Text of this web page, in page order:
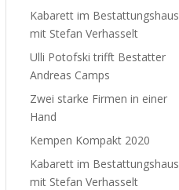
Kabarett im Bestattungshaus
mit Stefan Verhasselt
Ulli Potofski trifft Bestatter
Andreas Camps
Zwei starke Firmen in einer
Hand
Kempen Kompakt 2020
Kabarett im Bestattungshaus
mit Stefan Verhasselt